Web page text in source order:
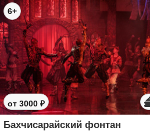
6+
от 3000 ₽
Бахчисарайский фонтан